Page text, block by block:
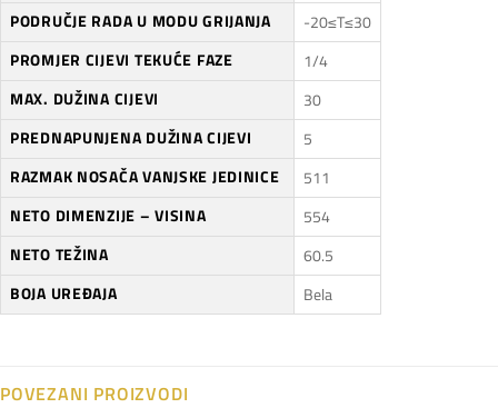
PODRUČJE RADA U MODU GRIJANJA
-20≤T≤30
PROMJER CIJEVI TEKUĆE FAZE
1/4
MAX. DUŽINA CIJEVI
30
PREDNAPUNJENA DUŽINA CIJEVI
5
RAZMAK NOSAČA VANJSKE JEDINICE
511
NETO DIMENZIJE – VISINA
554
NETO TEŽINA
60.5
BOJA UREĐAJA
Bela
POVEZANI PROIZVODI